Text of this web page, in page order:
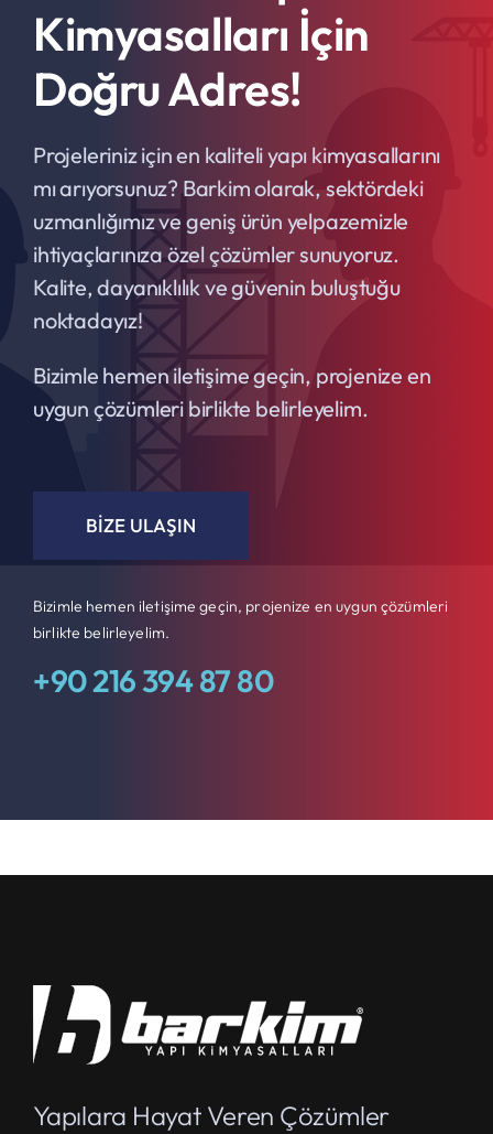
Kimyasalları İçin
Doğru Adres!
Projeleriniz için en kaliteli yapı kimyasallarını
mı arıyorsunuz? Barkim olarak, sektördeki
uzmanlığımız ve geniş ürün yelpazemizle
ihtiyaçlarınıza özel çözümler sunuyoruz.
Kalite, dayanıklılık ve güvenin buluştuğu
noktadayız!
Bizimle hemen iletişime geçin, projenize en
uygun çözümleri birlikte belirleyelim.
BIZE ULAŞIN
Bizimle hemen iletişime geçin, projenize en uygun çözümleri
birlikte belirleyelim.
+90 216 394 87 80
Yapılara Hayat Veren Çözümler